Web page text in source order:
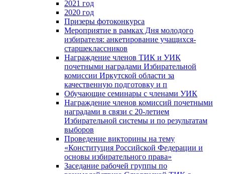
2021 год
2020 год
Призеры фотоконкурса
Мероприятие в рамках Дня молодого
избирателя: анкетирование учащихся-
старшеклассников
Награждение членов ТИК и УИК
почетными наградами Избирательной
комиссии Иркутской области за
качественную подготовку и п
Обучающие семинары с членами УИК
Награждение членов комиссий почетными
наградами в связи с 20-летием
Избирательной системы и по результатам
выборов
Проведение викторины на тему
«Конституция Российской Федерации и
основы избирательного права»
Заседание рабочей группы по